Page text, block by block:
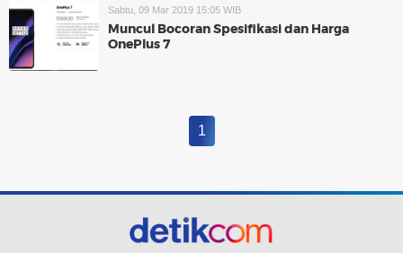
Sabtu, 09 Mar 2019 15:05 WIB
Muncul Bocoran Spesifikasi dan Harga
OnePlus 7
1